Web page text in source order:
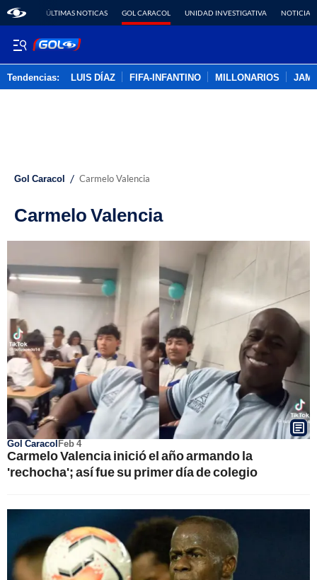
ÚLTIMAS NOTICAS GOL CARACOL UNIDAD INVESTIGATIVA NOTICIAS
Tendencias: LUIS DÍAZ FIFA-INFANTINO MILLONARIOS
Gol Caracol / Carmelo Valencia
Carmelo Valencia
Gol CaracolFeb 4
Carmelo Valencia inició el año armando la
'rechocha'; así fue su primer día de colegio